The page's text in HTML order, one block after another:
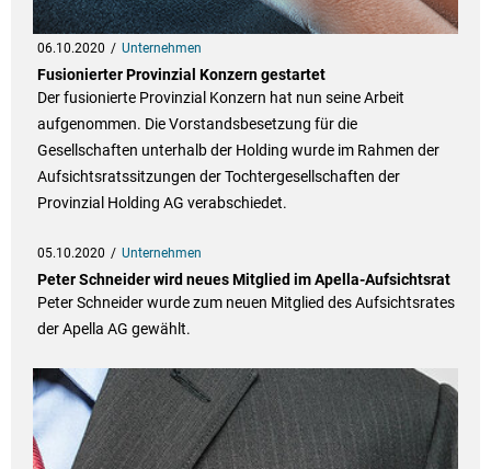
06.10.2020 Unternehmen
Fusionierter Provinzial Konzern gestartet
Der fusionierte Provinzial Konzern hat nun seine Arbeit
aufgenommen. Die Vorstandsbesetzung für die
Gesellschaften unterhalb der Holding wurde im Rahmen der
Aufsichtsratssitzungen der Tochtergesellschaften der
Provinzial Holding AG verabschiedet.
05.10.2020 Unternehmen
Peter Schneider wird neues Mitglied im Apella-Aufsichtsrat
Peter Schneider wurde zum neuen Mitglied des Aufsichtsrates
der Apella AG gewählt.